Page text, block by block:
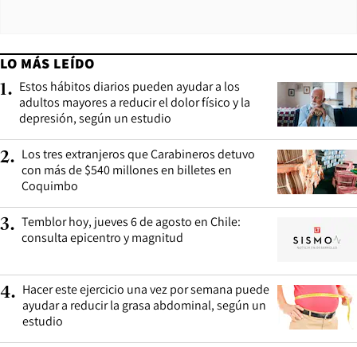
LO MÁS LEÍDO
1. Estos hábitos diarios pueden ayudar a los
adultos mayores a reducir el dolor físico y la
depresión, según un estudio
2. Los tres extranjeros que Carabineros detuvo
con más de $540 millones en billetes en
Coquimbo
3. Temblor hoy, jueves 6 de agosto en Chile:
consulta epicentro y magnitud
4. Hacer este ejercicio una vez por semana puede
ayudar a reducir la grasa abdominal, según un
estudio